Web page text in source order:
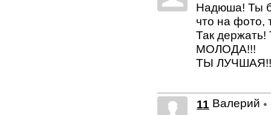
Надюша! Ты
что на фото,
Так держать!
МОЛОДА!!!
ТЫ
11 Валерий